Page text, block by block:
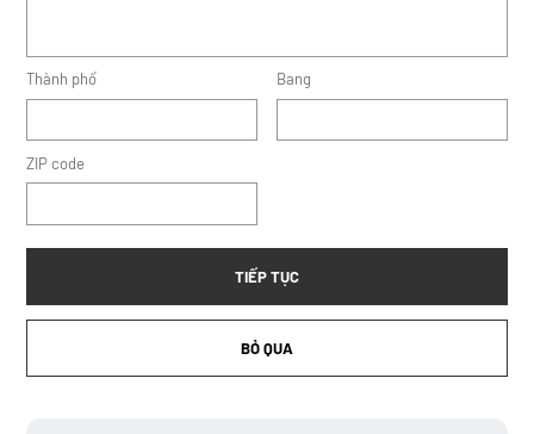
Thành phố Bang
ZIP code
TIẾP TỤC
BỎ QUA